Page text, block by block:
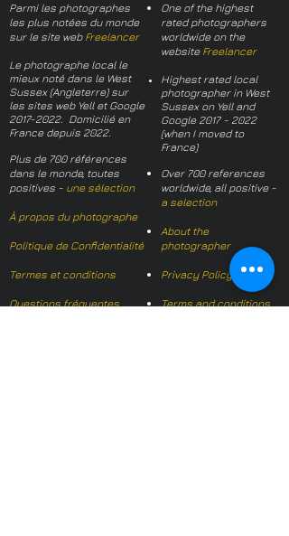
Parmi les photographes
les plus notées du monde
sur le site web Freelancer
Le photographe local le
mieux noté dans le West
Sussex (Angleterre) sur
les sites web Yell et Google
2017-2022. Domicilié en
France depuis 2022.
Plus de 700 références
dans le monde, toutes
positives - une sélection
À propos du photographe
Politique de Confidentialité
Termes et conditions
Questions fréquentes
One of the highest
rated photographers
worldwide on the
website Freelancer
Highest rated local
photographer in West
Sussex on Yell and
Google 2017 - 2022
(when I moved to
France)
Over 700 references
worldwide, all positive -
a selection
About the
photographer
Privacy Policy
Terms and conditions